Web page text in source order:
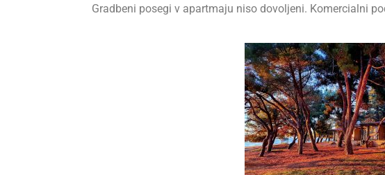
Gradbeni posegi v apartmaju niso dovoljeni. Komercialni